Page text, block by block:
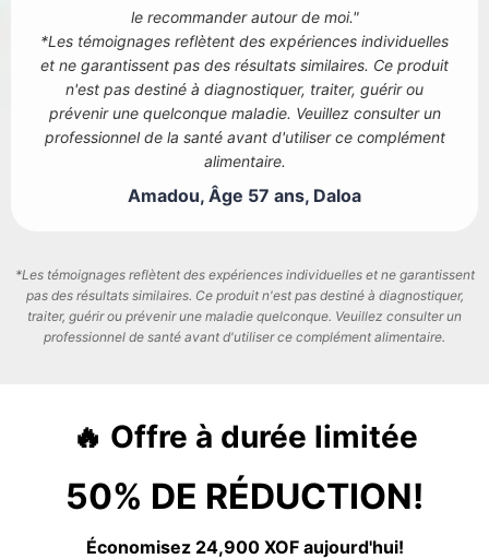
le recommander autour de moi."
*Les témoignages reflètent des expériences individuelles
et ne garantissent pas des résultats similaires. Ce produit
n'est pas destiné à diagnostiquer, traiter, guérir ou
prévenir une quelconque maladie. Veuillez consulter un
professionnel de la santé avant d'utiliser ce complément
alimentaire.
Amadou, Âge 57 ans, Daloa
*Les témoignages reflètent des expériences individuelles et ne garantissent
pas des résultats similaires. Ce produit n'est pas destiné à diagnostiquer,
traiter, guérir ou prévenir une maladie quelconque. Veuillez consulter un
professionnel de santé avant d'utiliser ce complément alimentaire.
🔥 Offre à durée limitée
50% DE RÉDUCTION!
Économisez 24,900 XOF aujourd'hui!